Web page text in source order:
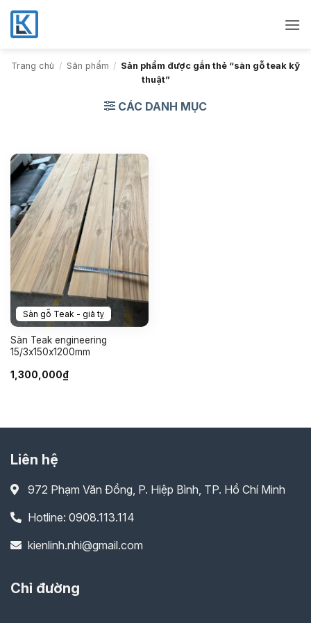
Bỏ
qua
nội
dungTrang chủ / Sản phẩm / Sản phẩm được gắn thẻ “sàn gỗ teak kỹ
thuật”
CÁC DANH MỤC
Sàn gỗ Teak - giả tỵ
Sàn Teak engineering
15/3x150x1200mm
1,300,000₫
Liên hệ
972 Phạm Văn Đồng, P. Hiệp Bình, TP. Hồ Chí Minh
Hotline: 0908.113.114
kienlinh.nhi@gmail.com
Chỉ đường